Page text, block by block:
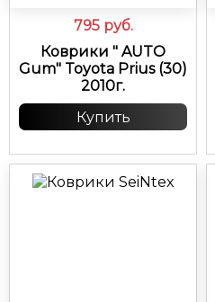
795 руб.
Коврики " AUTO
Gum" Toyota Prius (30)
2010г.
Купить